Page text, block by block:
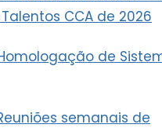
CCA de 2026
de
semanais de